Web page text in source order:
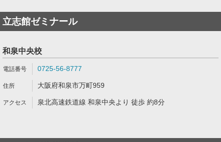
立志館ゼミナール
和泉中央校
0725-56-8777
大阪府和泉市万町959
泉北高速鉄道線 和泉中央より 徒歩 約8分